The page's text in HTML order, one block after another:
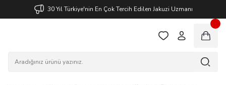
30 Yıl Türkiye'nin En Çok Tercih Edilen Jakuzi Uzmanı